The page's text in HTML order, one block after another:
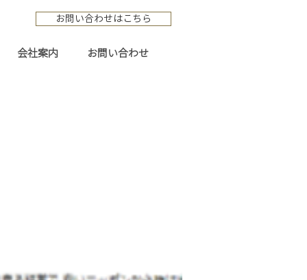
お問い合わせはこちら
会社案内 お問い合わせ